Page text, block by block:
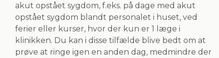
akut opstået sygdom, f.eks. på dage med akut
opstået sygdom blandt personalet i huset, ved
ferier eller kurser, hvor der kun er 1 læge i
klinikken. Du kan i disse tilfælde blive bedt om at
prøve at ringe igen en anden dag, medmindre der